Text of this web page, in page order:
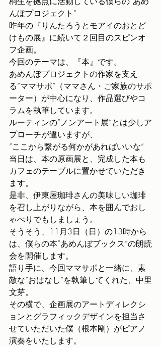
んぼプロジェクト”
昨年の『りんたろうとモアイのおとど
けもの展』に続いて２回目のスピンオ
フ企画。
今回のテーマは、『本』です。
あめんぼプロジェクトの作家を支え
る”ママサポ”（ママさん・ご家族のサポ
ーター）が中心になり、作品選びやコ
ラムを執筆しています。
ルーティンの”ノンアート展”とは少しア
プローチが違いますが、
”ここから繋がる何かがあればいいな”
当日は、本の原画展と、完成した本も
カフェのテーブルに置かせていただき
ます。
是非、伊東屋珈琲さんの美味しい珈琲
を召し上がりながら、本を囲んでおし
ゃべりでもしましょう。
そうそう、11月3日（日）の13時から
は、僕らの本”あめんぼブックス”の朗読
会を開催します。
語り手に、今回ママサポと一緒に、素
敵な”おはなし”を執筆してくれた、中里
文芽。
その横で、企画展のアートディレクシ
ョンとグラフィックデザインを担当さ
せていただいた僕（根本剛）がピアノ
演奏をいたします。